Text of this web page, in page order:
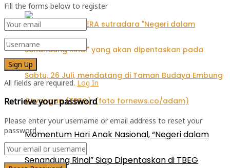
Momentum Hari Anak Nasional, “Negeri dalam
Senandung Rinai” Siap Dipentaskan di TBEG
Fill the forms below to register
All fields are required. Log In
Retrieve your password
Please enter your username or email address to reset your
password.